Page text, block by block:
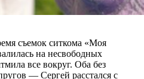
съемок ситкома «Моя
на несвободных
все вокруг. Оба без
— Сергей расстался с